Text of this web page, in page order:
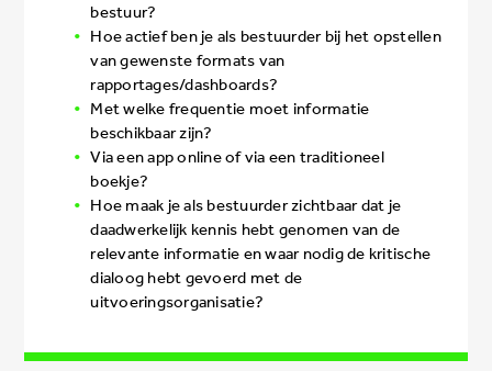
bestuur?
Hoe actief ben je als bestuurder bij het opstellen
van gewenste formats van
rapportages/dashboards?
Met welke frequentie moet informatie
beschikbaar zijn?
Via een app online of via een traditioneel
boekje?
Hoe maak je als bestuurder zichtbaar dat je
daadwerkelijk kennis hebt genomen van de
relevante informatie en waar nodig de kritische
dialoog hebt gevoerd met de
uitvoeringsorganisatie?